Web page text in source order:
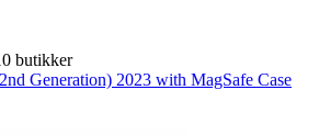
butikker
Generation) 2023 with MagSafe Case